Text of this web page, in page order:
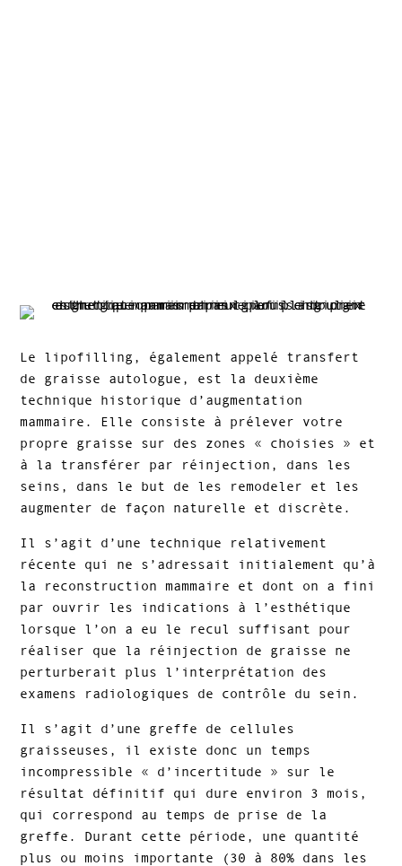
Le lipofilling, également appelé transfert
de graisse autologue, est la deuxième
technique historique d’augmentation
mammaire. Elle consiste à prélever votre
propre graisse sur des zones « choisies » et
à la transférer par réinjection, dans les
seins, dans le but de les remodeler et les
augmenter de façon naturelle et discrète.
Il s’agit d’une technique relativement
récente qui ne s’adressait initialement qu’à
la reconstruction mammaire et dont on a fini
par ouvrir les indications à l’esthétique
lorsque l’on a eu le recul suffisant pour
réaliser que la réinjection de graisse ne
perturberait plus l’interprétation des
examens radiologiques de contrôle du sein.
Il s’agit d’une greffe de cellules
graisseuses, il existe donc un temps
incompressible « d’incertitude » sur le
résultat définitif qui dure environ 3 mois,
qui correspond au temps de prise de la
greffe. Durant cette période, une quantité
plus ou moins importante (30 à 80% dans les